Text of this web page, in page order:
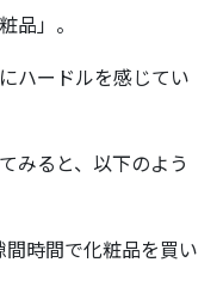
品」。
ハードルを感じてい
みると、以下のよう
時間で化粧品を買い